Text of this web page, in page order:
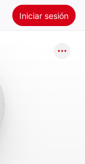
Iniciar sesión